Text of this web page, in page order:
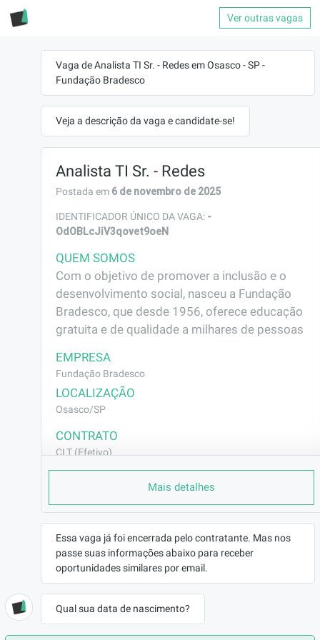
Ver outras vagas
Vaga de Analista TI Sr. - Redes em Osasco - SP -
Fundação Bradesco
Veja a descrição da vaga e candidate-se!
Analista TI Sr. - Redes
Postada em 6 de novembro de 2025
IDENTIFICADOR ÚNICO DA VAGA: -
OdOBLcJiV3qovet9oeN
QUEM SOMOS
Com o objetivo de promover a inclusão e o
desenvolvimento social, nasceu a Fundação
Bradesco, que desde 1956, oferece educação
gratuita e de qualidade a milhares de pessoas
EMPRESA
Fundação Bradesco
LOCALIZAÇÃO
Osasco/SP
CONTRATO
CLT (Efetivo)
REMUNERAÇÃO
VAGA AFIRMATIVA
Não
RAMO DE ATUAÇÃO
Tecnologia da Informação
BENEFÍCIOS
a combinar
DESCRIÇÃO
Mais detalhes
Essa vaga já foi encerrada pelo contratante. Mas nos
passe suas informações abaixo para receber
oportunidades similares por email.
Qual sua data de nascimento?